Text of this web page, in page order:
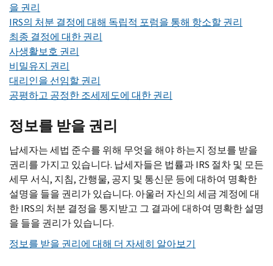
을 권리
IRS의 처분 결정에 대해 독립적 포럼을 통해 항소할 권리
최종 결정에 대한 권리
사생활보호 권리
비밀유지 권리
대리인을 선임할 권리
공평하고 공정한 조세제도에 대한 권리
정보를 받을 권리
납세자는 세법 준수를 위해 무엇을 해야 하는지 정보를 받을
권리를 가지고 있습니다. 납세자들은 법률과 IRS 절차 및 모든
세무 서식, 지침, 간행물, 공지 및 통신문 등에 대하여 명확한
설명을 들을 권리가 있습니다. 아울러 자신의 세금 계정에 대
한 IRS의 처분 결정을 통지받고 그 결과에 대하여 명확한 설명
을 들을 권리가 있습니다.
정보를 받을 권리에 대해 더 자세히 알아보기